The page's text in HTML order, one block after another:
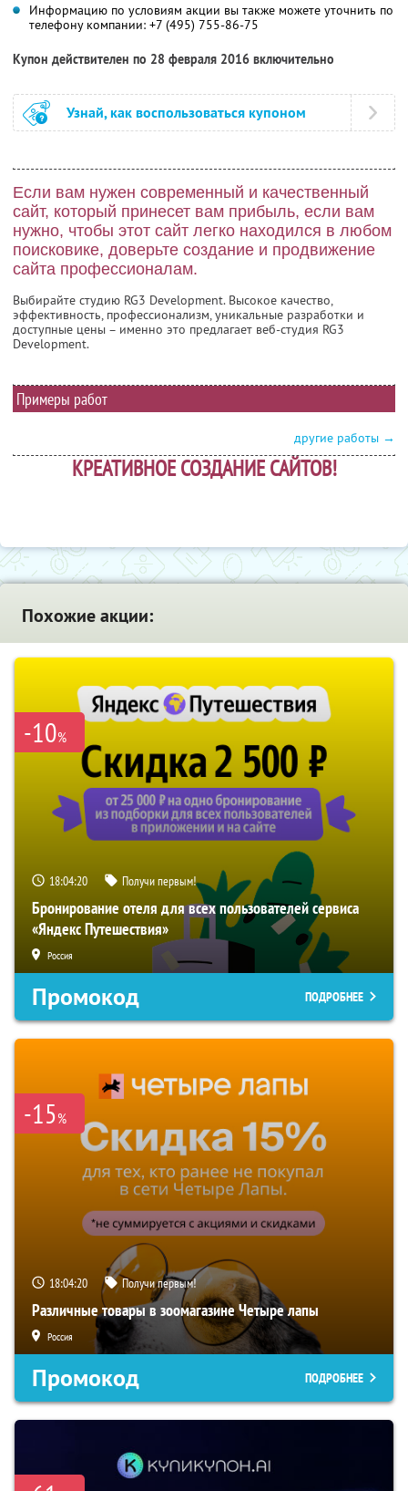
Информацию по условиям акции вы также можете уточнить по
телефону компании: +7 (495) 755-86-75
Купон действителен по 28 февраля 2016 включительно
Узнай, как воспользоваться купоном
Если вам нужен современный и качественный
сайт, который принесет вам прибыль, если вам
нужно, чтобы этот сайт легко находился в любом
поисковике, доверьте создание и продвижение
сайта профессионалам.
Выбирайте студию RG3 Development. Высокое качество,
эффективность, профессионализм, уникальные разработки и
доступные цены – именно это предлагает веб-студия RG3
Development.
Примеры работ
другие работы →
КРЕАТИВНОЕ СОЗДАНИЕ САЙТОВ!
Похожие акции:
-10%
18:04:19 Получи первым!
Бронирование отеля для всех пользователей сервиса
«Яндекс Путешествия»
Россия
Промокод ПОДРОБНЕЕ
-15%
18:04:19 Получи первым!
Различные товары в зоомагазине Четыре лапы
Россия
Промокод ПОДРОБНЕЕ